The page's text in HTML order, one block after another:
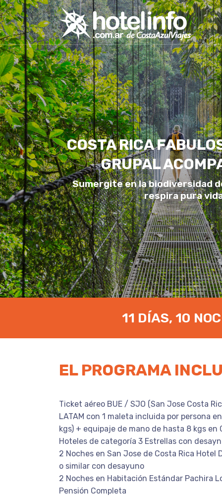
COSTA RICA
GRUPAL
Sumergite en la biodiversidad
respira pura
11 DÍAS, 10
EL PROGRAMA
Ticket aéreo BUE / SJO (San Jose Costa
LATAM con 1 maleta incluida por persona
kgs) + equipaje de mano de hasta 8 kgs en
Hoteles de categoría 3 Estrellas con
2 Noches en San Jose de Costa Rica Hotel
o similar con desayuno
2 Noches en Habitación Estándar Pachira
Pensión Completa